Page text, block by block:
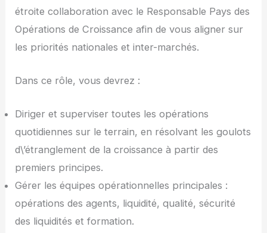
étroite collaboration avec le Responsable Pays des
Opérations de Croissance afin de vous aligner sur
les priorités nationales et inter-marchés.
Dans ce rôle, vous devrez :
Diriger et superviser toutes les opérations
quotidiennes sur le terrain, en résolvant les goulots
d\’étranglement de la croissance à partir des
premiers principes.
Gérer les équipes opérationnelles principales :
opérations des agents, liquidité, qualité, sécurité
des liquidités et formation.